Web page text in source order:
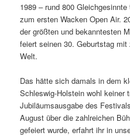
1989 – rund 800
zum ersten Wacken Open Air.
der größten und bekanntesten
feiert seinen 30. Geburtstag
Welt.
Das hätte sich damals in dem
Schleswig-Holstein wohl keiner
Jubiläumsausgabe des
August über die zahlreichen
gefeiert wurde, erfahrt ihr in